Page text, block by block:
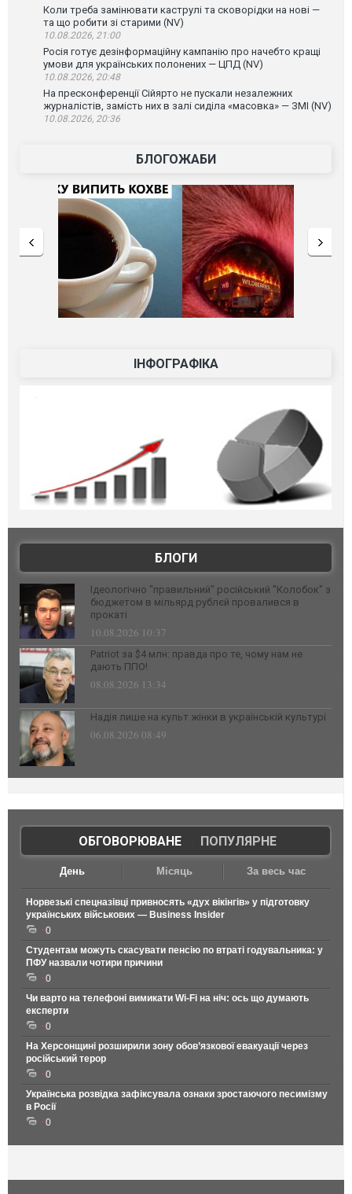
Коли треба замінювати каструлі та сковорідки на нові —
та що робити зі старими (NV)
10.08.2026, 21:00
Росія готує дезінформаційну кампанію про начебто кращі
умови для українських полонених — ЦПД (NV)
10.08.2026, 20:48
На пресконференції Сійярто не пускали незалежних
журналістів, замість них в залі сиділа «масовка» — ЗМІ (NV)
10.08.2026, 20:36
БЛОГОЖАБИ
ІНФОГРАФІКА
БЛОГИ
Ідеологічно "правильний" російський "Колобок" з
бюджетом в мільярд рублєй провалився в
прокаті
10.08.2026 10:37
Patriot за $4 млн: правда про те, чому нам не
дають ППО!
08.08.2026 13:34
Надія лише на культ жінки в українській культурі
06.08.2026 08:49
ОБГОВОРЮВАНЕ| ПОПУЛЯРНЕ
День Місяць За весь час
Норвезькі спецназівці привносять «дух вікінгів» у підготовку
українських військових — Business Insider
0
Студентам можуть скасувати пенсію по втраті годувальника: у
ПФУ назвали чотири причини
0
Чи варто на телефонi вимикати Wi-Fi на ніч: ось що думають
експерти
0
На Херсонщині розширили зону обов’язкової евакуації через
російський терор
0
Українська розвідка зафіксувала ознаки зростаючого песимізму
в Росії
0